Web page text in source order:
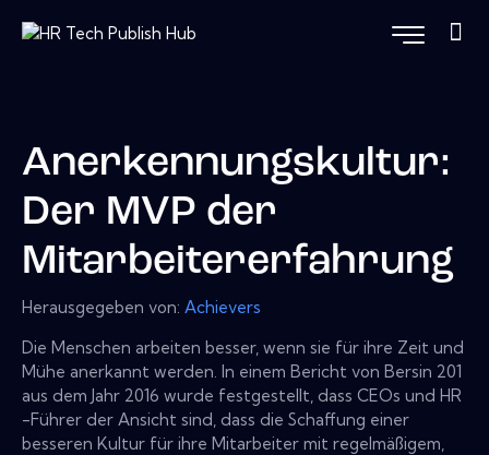
Anerkennungskultur:
Der MVP der
Mitarbeitererfahrung
Herausgegeben von: Achievers
Die Menschen arbeiten besser, wenn sie für ihre Zeit und
Mühe anerkannt werden. In einem Bericht von Bersin 201
aus dem Jahr 2016 wurde festgestellt, dass CEOs und HR
-Führer der Ansicht sind, dass die Schaffung einer
besseren Kultur für ihre Mitarbeiter mit regelmäßigem,